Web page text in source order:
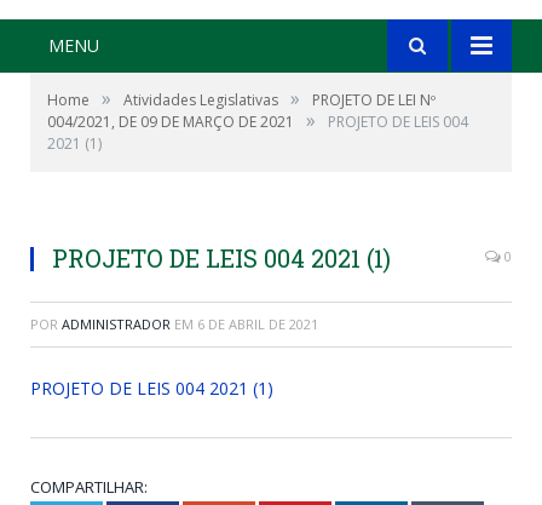
MENU
Home » Atividades Legislativas »
PROJETO DE LEI Nº
004/2021, DE 09 DE MARÇO DE 2021
»
PROJETO DE LEIS 004
2021 (1)
PROJETO DE LEIS 004 2021 (1) 0
POR ADMINISTRADOR EM 6 DE ABRIL DE 2021
PROJETO DE LEIS 004 2021 (1)
COMPARTILHAR: